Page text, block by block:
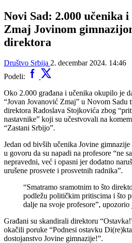
Novi Sad: 2.000 učenika
Zmaj Jovinom
direktora
Društvo Srbija 2. decembar 2024. 14:46
Podeli:
Oko 2.000 građana i učenika okupilo je
“Jovan Jovanović Zmaj” u Novom Sadu
direktora Radoslava Stojkovića zbog
nastavnike” koji su učestvovali na
“Zastani Srbijo”.
Jedan od bivših učenika Jovine
u govoru da su napadi na profesore “ne
nepravedni, već i opasni jer dodatno
urušene prosvete i prosvetnih radnika”.
“Smatramo sramotnim to što
podležu političkim pritiscima i što
dalje na svoje profesore”,
Građani su skandirali direktoru
okačili poruke “Podnesi ostavku
dostojanstvo Jovine gimnazije!”.